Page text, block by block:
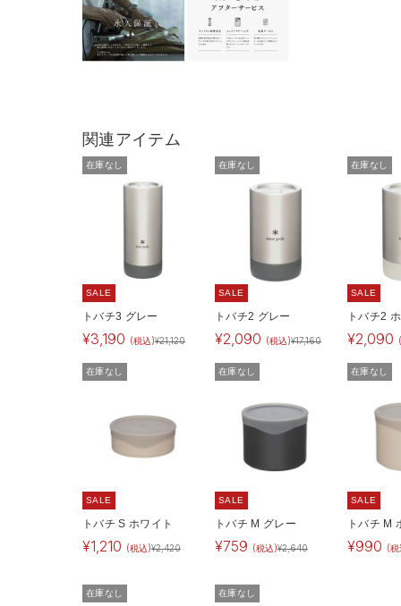
関連アイテム
在庫なし
SALE
トバチ3 グレー
¥3,190 (税込)¥21,120
在庫なし
SALE
トバチ2 グレー
¥2,090 (税込)¥17,160
在庫なし
SALE
トバチ2
¥2,090
在庫なし
SALE
トバチ S ホワイト
¥1,210 (税込)¥2,420
在庫なし
SALE
トバチ M グレー
¥759 (税込)¥2,640
在庫なし
SALE
トバチ M
¥990 (
在庫なし 在庫なし